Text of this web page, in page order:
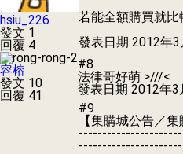
hsiu_226
發文 1
回覆 4
若能全額購買就
發表日期 2012年3
容榕
發文 10
回覆 41
#8
法律哥好萌 >///<
發表日期 2012年3
#9
【集購城公告／
----------------------